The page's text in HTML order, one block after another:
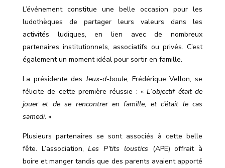
L’événement constitue une belle occasion pour les
ludothèques de partager leurs valeurs dans les
activités ludiques, en lien avec de nombreux
partenaires institutionnels, associatifs ou privés. C’est
également un moment idéal pour sortir en famille.
La présidente desJeux-d-boule, Frédérique Vellon, se
félicite de cette première réussie : «L’objectif était de
jouer et de se rencontrer en famille, et c’était le cas
samedi. »
Plusieurs partenaires se sont associés à cette belle
fête. L’association,Les P’tits loustics (APE) offrait à
boire et manger tandis que des parents avaient apporté